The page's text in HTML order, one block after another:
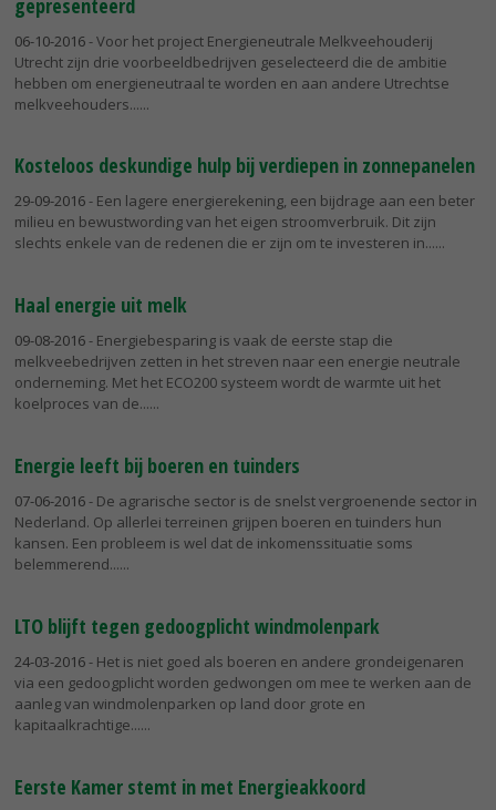
06-10-2016- Voor het project Energieneutrale Melkveehouderij
Utrecht zijn drie voorbeeldbedrijven geselecteerd die de ambitie
hebben om energieneutraal te worden en aan andere Utrechtse
melkveehouders...
Kosteloos deskundige hulp bij verdiepen in zonnepanelen
29-09-2016- Een lagere energierekening, een bijdrage aan een beter
milieu en bewustwording van het eigen stroomverbruik. Dit zijn
slechts enkele van de redenen die er zijn om te investeren in...
Haal energie uit melk
09-08-2016- Energiebesparing is vaak de eerste stap die
melkveebedrijven zetten in het streven naar een energie neutrale
onderneming. Met het ECO200 systeem wordt de warmte uit het
koelproces van de...
Energie leeft bij boeren en tuinders
07-06-2016- De agrarische sector is de snelst vergroenende sector in
Nederland. Op allerlei terreinen grijpen boeren en tuinders hun
kansen. Een probleem is wel dat de inkomenssituatie soms
belemmerend...
LTO blijft tegen gedoogplicht windmolenpark
24-03-2016- Het is niet goed als boeren en andere grondeigenaren
via een gedoogplicht worden gedwongen om mee te werken aan de
aanleg van windmolenparken op land door grote en
kapitaalkrachtige...
Eerste Kamer stemt in met Energieakkoord